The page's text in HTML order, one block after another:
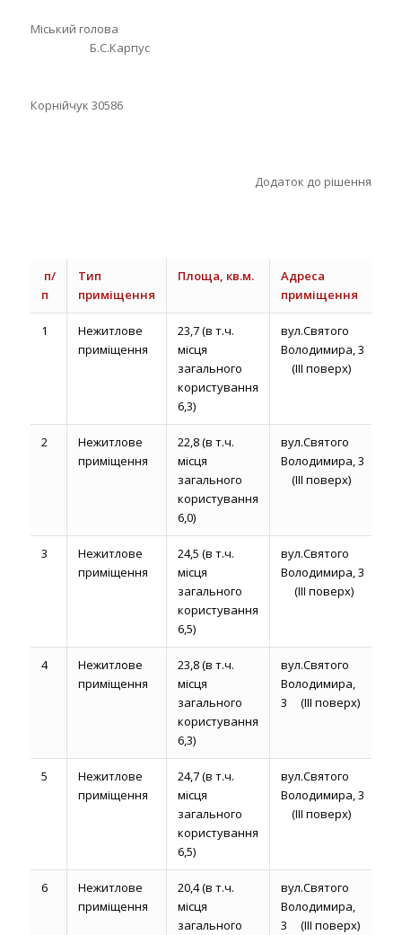
Міський голова
Б.С.Карпус
Корнійчук 30586
Додаток до рішення
п/
п
Тип
приміщення
Площа, кв.м.
Адреса
приміщення
1
Нежитлове
приміщення
23,7 (в т.ч.
місця
загального
користування
6,3)
вул.Святого
Володимира, 3
(ІІІ поверх)
2
Нежитлове
приміщення
22,8 (в т.ч.
місця
загального
користування
6,0)
вул.Святого
Володимира, 3
(ІІІ поверх)
3
Нежитлове
приміщення
24,5 (в т.ч.
місця
загального
користування
6,5)
вул.Святого
Володимира, 3
(ІІІ поверх)
4
Нежитлове
приміщення
23,8 (в т.ч.
місця
загального
користування
6,3)
вул.Святого
Володимира,
3 (ІІІ поверх)
5
Нежитлове
приміщення
24,7 (в т.ч.
місця
загального
користування
6,5)
вул.Святого
Володимира, 3
(ІІІ поверх)
6
Нежитлове
приміщення
20,4 (в т.ч.
місця
загального
вул.Святого
Володимира,
3 (ІІІ поверх)